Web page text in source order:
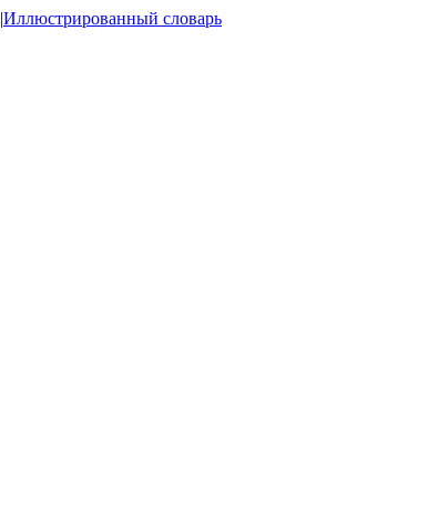
|Иллюстрированный словарь